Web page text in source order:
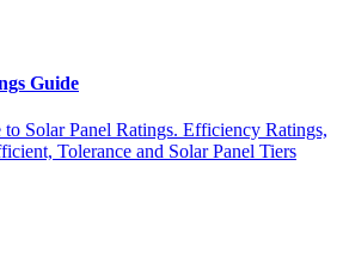
Guide
Solar Panel Ratings. Efficiency Ratings,
Tolerance and Solar Panel Tiers